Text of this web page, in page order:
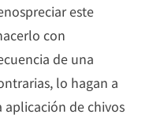
este
con
de una
lo hagan a
de chivos